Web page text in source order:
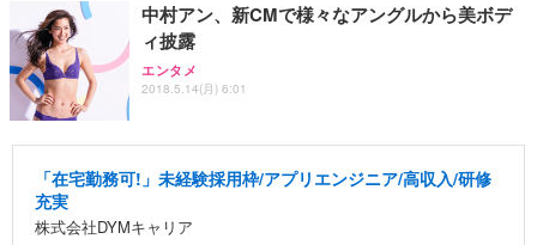
中村アン、新CMで様々なアングルから美ボデ
ィ披露
エンタメ
2018.5.14(月) 6:01
「在宅勤務可!」未経験採用枠/アプリエンジニア/高収入/研修
充実
株式会社DYMキャリア